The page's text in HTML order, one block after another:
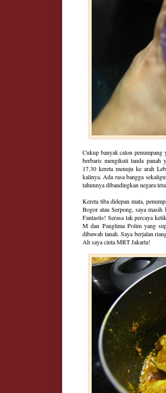
Cukup banyak calon penumpang
berbaris mengikuti tanda panah
17.30 kereta menuju ke arah
kalinya. Ada rasa bangga
tahunnya dibandingkan negara
Kereta tiba didepan mata,
Bogor atau Serpong, saya
Fantastis! Serasa tak percaya
M dan Panglima Polim yang
dibawah tanah. Saya berjalan
Ah saya cinta MRT Jakarta!